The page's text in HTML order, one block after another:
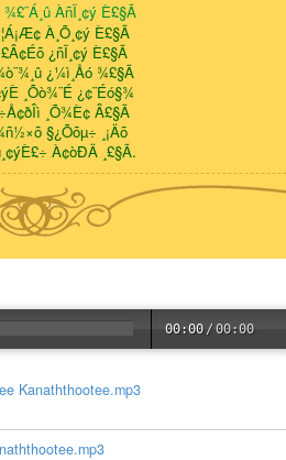
ÀñÏ¸¢ý È£§Ã
À¸Õ¸¢ý È£§Ã
¿ñÏ¸¢ý È£§Ã
¿¼ì¸Åó ¾£§Ã
¸Õò¾¨É ¿¢¨Éó§¾
¸Õ¾È¢ Â£§Ã
§¿Õõµ÷ ¸¡Äõ
À¢òÐÄ ¸£§Ã.
00:00 /00:00
Kanaththootee.mp3